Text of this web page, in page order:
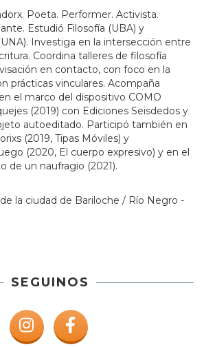
Poeta. Performer. Activista.
Estudió Filosofía (UBA) y
Investiga en la intersección entre
Coordina talleres de filosofía
en contacto, con foco en la
prácticas vinculares. Acompaña
el marco del dispositivo COMO
(2019) con Ediciones Seisdedos y
autoeditado. Participó también en
(2019, Tipas Móviles) y
(2020, El cuerpo expresivo) y en el
de un naufragio (2021).
la ciudad de Bariloche / Río Negro -
SEGUINOS